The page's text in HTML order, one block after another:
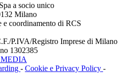
a socio unico
Milano
e coordinamento di RCS
P.IVA/Registro Imprese di Milano
1302385
- Cookie e Privacy Policy -